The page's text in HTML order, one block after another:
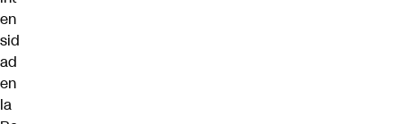
en
sid
ad
en
la